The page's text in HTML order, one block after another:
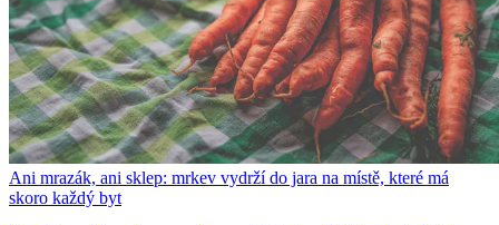
Ani mrazák, ani sklep: mrkev vydrží do jara na místě, které má
skoro každý byt